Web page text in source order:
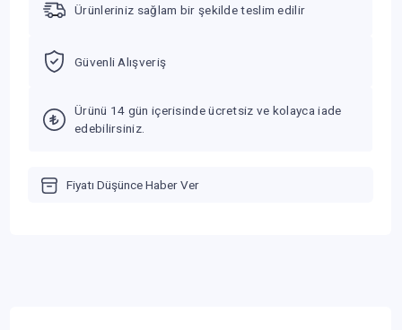
Ürünleriniz sağlam bir şekilde teslim edilir
Güvenli Alışveriş
Ürünü 14 gün içerisinde ücretsiz ve kolayca iade
edebilirsiniz.
Fiyatı Düşünce Haber Ver